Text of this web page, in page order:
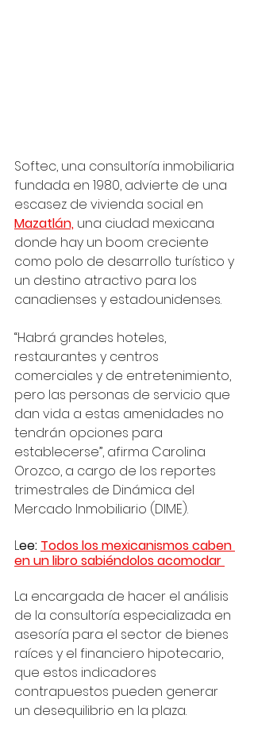
Softec, una consultoría inmobiliaria
fundada en 1980, advierte de una
escasez de vivienda social en
Mazatlán, una ciudad mexicana
donde hay un boom creciente
como polo de desarrollo turístico y
un destino atractivo para los
canadienses y estadounidenses.
“Habrá grandes hoteles,
restaurantes y centros
comerciales y de entretenimiento,
pero las personas de servicio que
dan vida a estas amenidades no
tendrán opciones para
establecerse”, afirma Carolina
Orozco, a cargo de los reportes
trimestrales de Dinámica del
Mercado Inmobiliario (DIME).
Lee: Todos los mexicanismos caben
en un libro sabiéndolos acomodar
La encargada de hacer el análisis
de la consultoría especializada en
asesoría para el sector de bienes
raíces y el financiero hipotecario,
que estos indicadores
contrapuestos pueden generar
un desequilibrio en la plaza.